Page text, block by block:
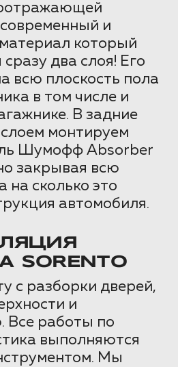
и
который
два слоя! Его
всю плоскость пола
в том числе и
В задние
монтируем
Шумофф Absorber
закрывая всю
на сколько это
автомобиля.
SORENTO
с разборки дверей,
и
Все работы по
выполняются
Мы